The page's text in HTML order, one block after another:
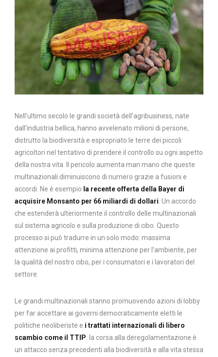
Nell’ultimo secolo le grandi società dell’agribusiness, nate
dall’industria bellica, hanno avvelenato milioni di persone,
distrutto la biodiversità e espropriato le terre dei piccoli
agricoltori nel tentativo di prendere il controllo su ogni aspetto
della nostra vita. Il pericolo aumenta man mano che queste
multinazionali diminuiscono di numero grazie a fusioni e
accordi. Ne è esempio la recente offerta della Bayer di
acquisire Monsanto per 66 miliardi di dollari . Un accordo
che estenderà ulteriormente il controllo delle multinazionali
sul sistema agricolo e sulla produzione di cibo. Questo
processo si può tradurre in un solo modo: massima
attenzione ai profitti, minima attenzione per l’ambiente, per
la qualità del nostro cibo, per i consumatori e i lavoratori del
settore.
Le grandi multinazionali stanno promuovendo azioni di lobby
per far accettare ai governi democraticamente eletti le
politiche neoliberiste e i trattati internazionali di libero
scambio come il TTIP: la corsa alla deregolamentazione è
un attacco senza precedenti alla biodiversità e alla vita stessa